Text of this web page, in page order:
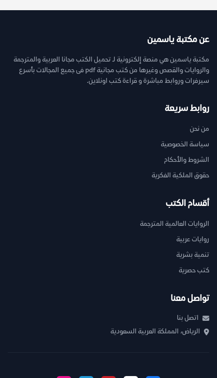
عن مكتبة ياسمين
مكتبة ياسمين هي منصة إلكترونية لـ تحميل الكتب مجانا العربية والمترجمة
والروايات والقصص وغيرها من كتب مجانية pdf فى جميع المجالات بأسرع
سيرفرات وروابط مباشرة و قراءة كتب اونلاين.
روابط سريعة
من نحن
سياسة الخصوصية
الشروط والأحكام
حقوق الملكية الفكرية
أقسام الكتب
الروايات العالمية المترجمة
روايات عربية
تنمية بشرية
كتب حصرية
تواصل معنا
اتصل بنا
الرياض، المملكة العربية السعودية